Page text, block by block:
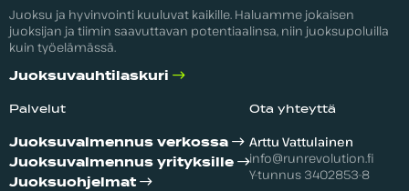
Juoksu ja hyvinvointi kuuluvat kaikille. Haluamme jokaisen
juoksijan ja tiimin saavuttavan potentiaalinsa, niin juoksupoluilla
kuin työelämässä.
Juoksuvauhtilaskuri
Palvelut
Juoksuvalmennus verkossa
Juoksuvalmennus yrityksille
Juoksuohjelmat
Ota yhteyttä
Arttu Vattulainen
info@runrevolution.fi
Y-tunnus 3402853-8